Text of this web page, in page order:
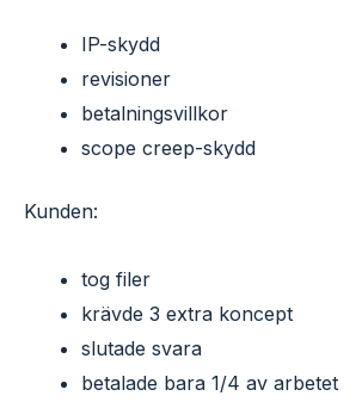
IP-skydd
revisioner
betalningsvillkor
scope creep-skydd
Kunden:
tog filer
krävde 3 extra koncept
slutade svara
betalade bara 1/4 av arbetet